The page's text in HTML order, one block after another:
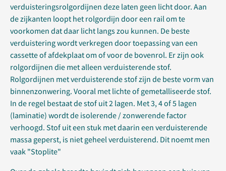
verduisteringsrolgordijnen deze laten geen licht door. Aan
de zijkanten loopt het rolgordijn door een rail om te
voorkomen dat daar licht langs zou kunnen. De beste
verduistering wordt verkregen door toepassing van een
cassette of afdekplaat om of voor de bovenrol. Er zijn ook
rolgordijnen die met alleen verduisterende stof.
Rolgordijnen met verduisterende stof zijn de beste vorm van
binnenzonwering. Vooral met lichte of gemetalliseerde stof.
In de regel bestaat de stof uit 2 lagen. Met 3, 4 of 5 lagen
(laminatie) wordt de isolerende / zonwerende factor
verhoogd. Stof uit een stuk met daarin een verduisterende
massa geperst, is niet geheel verduisterend. Dit noemt men
vaak "Stoplite"